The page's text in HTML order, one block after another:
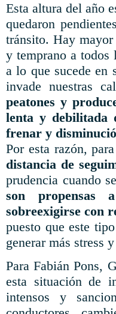
Esta altura del año
quedaron
tránsito. Hay
y temprano a todos
a lo que sucede en
invade nuestras
peatones y
lenta y debilitada
frenar y
Por esta razón,
distancia de
prudencia cuando
son propensas
sobreexigirse con
puesto que este
generar más stress
Para Fabián Pons,
esta situación de
intensos y